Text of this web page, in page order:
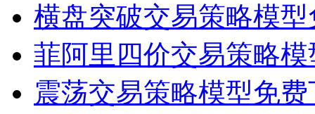
横盘突破交易策略模
菲阿里四价交易策略
震荡交易策略模型免